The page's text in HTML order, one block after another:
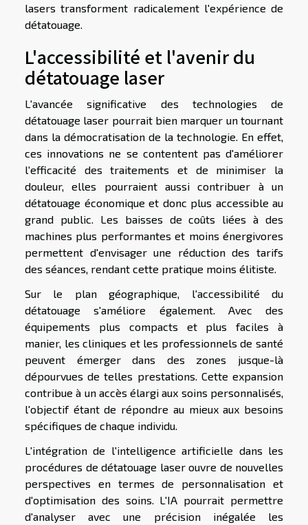
lasers transforment radicalement l'expérience de
détatouage.
L'accessibilité et l'avenir du
détatouage laser
L'avancée significative des technologies de
détatouage laser pourrait bien marquer un tournant
dans la démocratisation de la technologie. En effet,
ces innovations ne se contentent pas d'améliorer
l'efficacité des traitements et de minimiser la
douleur, elles pourraient aussi contribuer à un
détatouage économique et donc plus accessible au
grand public. Les baisses de coûts liées à des
machines plus performantes et moins énergivores
permettent d'envisager une réduction des tarifs
des séances, rendant cette pratique moins élitiste.
Sur le plan géographique, l'accessibilité du
détatouage s'améliore également. Avec des
équipements plus compacts et plus faciles à
manier, les cliniques et les professionnels de santé
peuvent émerger dans des zones jusque-là
dépourvues de telles prestations. Cette expansion
contribue à un accès élargi aux soins personnalisés,
l'objectif étant de répondre au mieux aux besoins
spécifiques de chaque individu.
L'intégration de l'intelligence artificielle dans les
procédures de détatouage laser ouvre de nouvelles
perspectives en termes de personnalisation et
d'optimisation des soins. L'IA pourrait permettre
d'analyser avec une précision inégalée les